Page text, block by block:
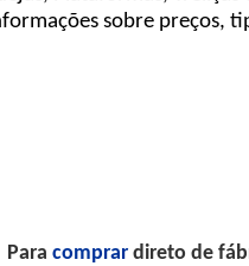
sobre preços,
Para comprardireto de